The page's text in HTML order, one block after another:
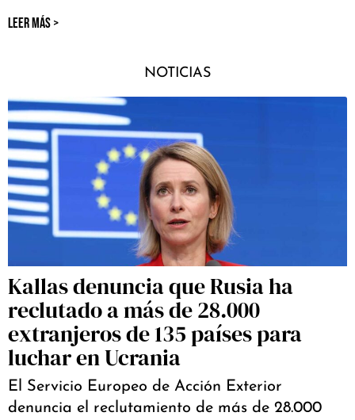
LEER MÁS >
NOTICIAS
Kallas denuncia que Rusia ha
reclutado a más de 28.000
extranjeros de 135 países para
luchar en Ucrania
El Servicio Europeo de Acción Exterior
denuncia el reclutamiento de más de 28.000